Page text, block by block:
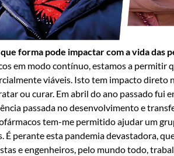
forma pode impactar com a vida das
em modo contínuo, estamos a permitir
viáveis. Isto tem impacto direto
ou curar. Em abril do ano passado fui
passada no desenvolvimento e
tem-me permitido ajudar um
perante esta pandemia devastadora,
e engenheiros, pelo mundo todo,